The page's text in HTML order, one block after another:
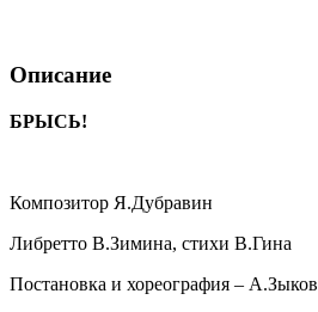
Описание
БРЫСЬ!
Композитор Я.Дубравин
Либретто В.Зимина, стихи В.Гина
Постановка и хореография – А.Зыков